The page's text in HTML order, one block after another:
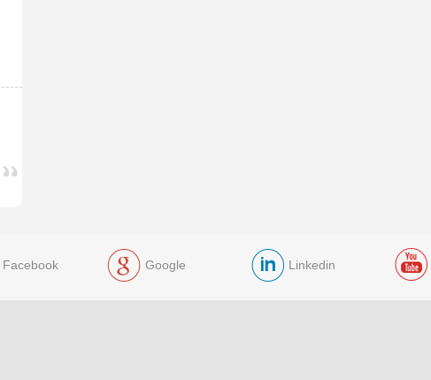
Facebook Google Linkedin